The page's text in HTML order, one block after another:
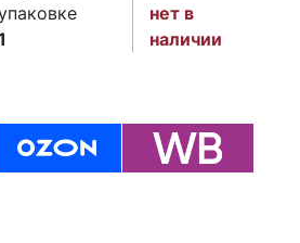
нет в
наличии